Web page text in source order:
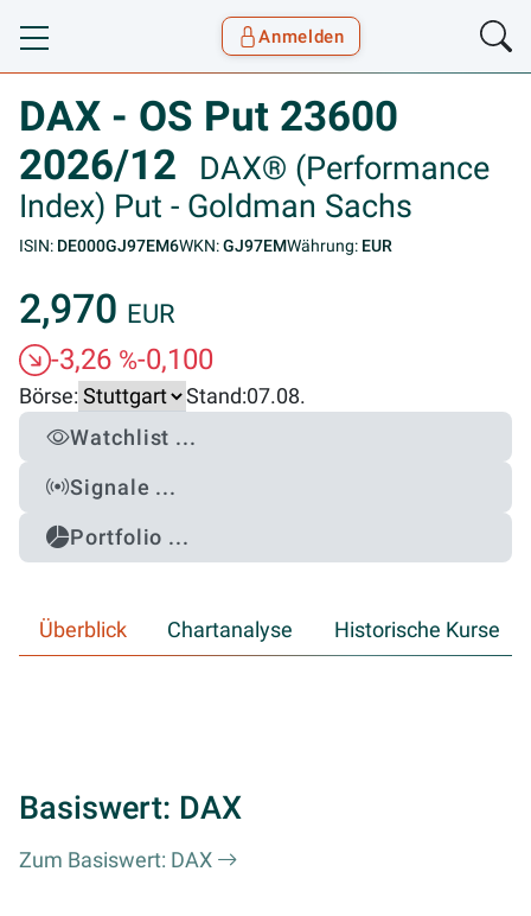
Toggle navigation
Anmelden
DAX - OS Put 23600
2026/12
DAX® (Performance
Index) Put - Goldman Sachs
ISIN: DE000GJ97EM6WKN:GJ97EMWährung: EUR
2,970 EUR
-3,26 %-0,100
Börse: Stand:07.08.
Watchlist ...
Signale ...
Portfolio ...
Überblick Chartanalyse Historische Kurse
Basiswert: DAX
Zum Basiswert: DAX